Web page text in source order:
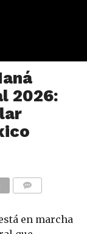
2026:
en marcha